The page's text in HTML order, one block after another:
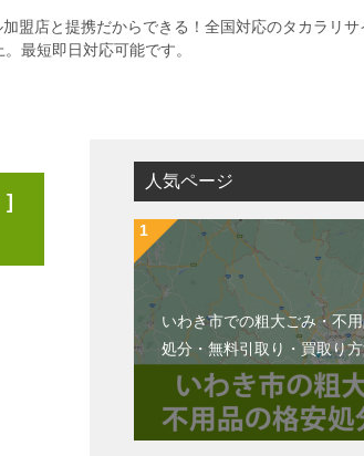
盟店と提携だからできる！全国対応のタカラリサ
最短即日対応可能です。
]
人気ページ
いわき市での粗大ごみ・不
処分・無料引取り・買取り